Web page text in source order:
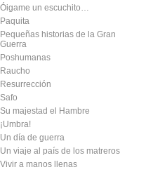
Óigame un escuchito…
Paquita
Pequeñas historias de la Gran
Guerra
Poshumanas
Raucho
Resurrección
Safo
Su majestad el Hambre
¡Umbra!
Un día de guerra
Un viaje al país de los matreros
Vivir a manos llenas